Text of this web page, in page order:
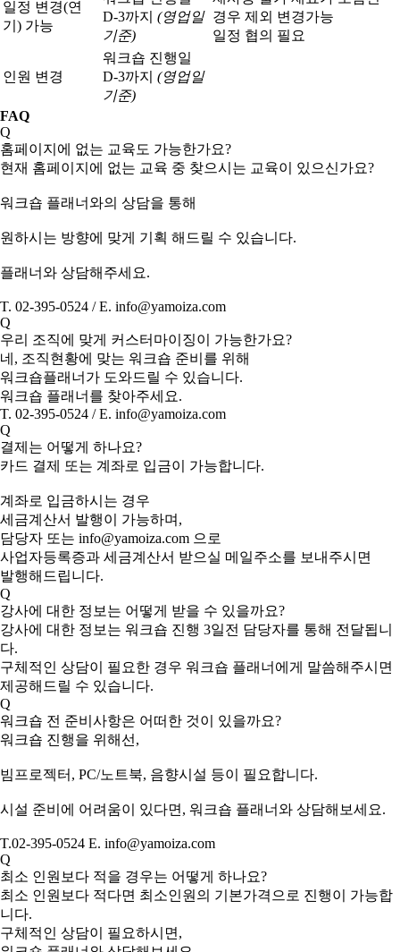
일정 변경(연
기) 가능
D-3까지 (영업일
기준)
경우 제외 변경가능
일정 협의 필요
인원 변경
워크숍 진행일
D-3까지 (영업일
기준)
FAQ
Q
홈페이지에 없는 교육도 가능한가요?
현재 홈페이지에 없는 교육 중 찾으시는 교육이 있으신가요?
워크숍 플래너와의 상담을 통해
원하시는 방향에 맞게 기획 해드릴 수 있습니다.
플래너와 상담해주세요.
T. 02-395-0524 / E. info@yamoiza.com
Q
우리 조직에 맞게 커스터마이징이 가능한가요?
네, 조직현황에 맞는 워크숍 준비를 위해
워크숍플래너가 도와드릴 수 있습니다.
워크숍 플래너를 찾아주세요.
T. 02-395-0524 / E. info@yamoiza.com
Q
결제는 어떻게 하나요?
카드 결제 또는 계좌로 입금이 가능합니다.
계좌로 입금하시는 경우
세금계산서 발행이 가능하며,
담당자 또는 info@yamoiza.com 으로
사업자등록증과 세금계산서 받으실 메일주소를 보내주시면
발행해드립니다.
Q
강사에 대한 정보는 어떻게 받을 수 있을까요?
강사에 대한 정보는 워크숍 진행 3일전 담당자를 통해 전달됩니
다.
구체적인 상담이 필요한 경우 워크숍 플래너에게 말씀해주시면
제공해드릴 수 있습니다.
Q
워크숍 전 준비사항은 어떠한 것이 있을까요?
워크숍 진행을 위해선,
빔프로젝터, PC/노트북, 음향시설 등이 필요합니다.
시설 준비에 어려움이 있다면, 워크숍 플래너와 상담해보세요.
T.02-395-0524 E. info@yamoiza.com
Q
최소 인원보다 적을 경우는 어떻게 하나요?
최소 인원보다 적다면 최소인원의 기본가격으로 진행이 가능합
니다.
구체적인 상담이 필요하시면,